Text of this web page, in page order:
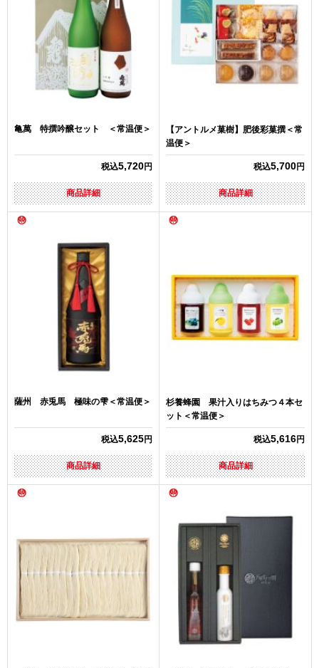
亀萬 特撰吟醸セット ＜常温便＞
税込5,720円
商品詳細
【アントルメ菓樹】肥後彩菓撰＜常
温便＞
税込5,700円
商品詳細
薩州 赤兎馬 極味の雫＜常温便＞
税込5,625円
商品詳細
杉養蜂園 果汁入りはちみつ４本セ
ット＜常温便＞
税込5,616円
商品詳細